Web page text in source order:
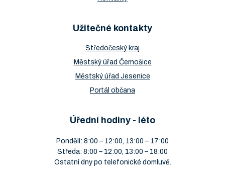
Užitečné kontakty
Středočeský kraj
Městský úřad Černošice
Městský úřad Jesenice
Portál občana
Úřední hodiny - léto
Pondělí: 8:00 – 12:00, 13:00 – 17:00
Středa: 8:00 – 12:00, 13:00 – 18:00
Ostatní dny po telefonické domluvě.